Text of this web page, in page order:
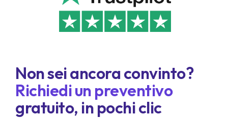
Non sei ancora convinto?
Richiedi un preventivo
gratuito, in pochi clic